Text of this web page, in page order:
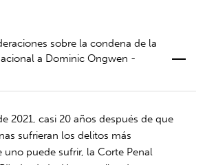
sobre la condena de la
a Dominic Ongwen -
2021, casi 20 años después de que
sufrieran los delitos más
uno puede sufrir, la Corte Penal